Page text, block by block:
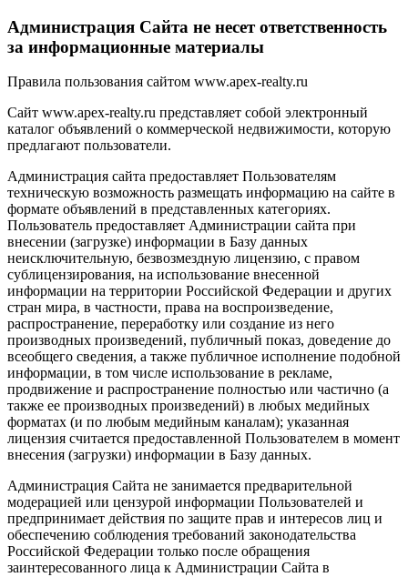
Администрация Сайта не несет ответственность
за информационные материалы
Правила пользования сайтом www.apex-realty.ru
Сайт www.apex-realty.ru представляет собой электронный
каталог объявлений о коммерческой недвижимости, которую
предлагают пользователи.
Администрация сайта предоставляет Пользователям
техническую возможность размещать информацию на сайте в
формате объявлений в представленных категориях.
Пользователь предоставляет Администрации сайта при
внесении (загрузке) информации в Базу данных
неисключительную, безвозмездную лицензию, с правом
сублицензирования, на использование внесенной
информации на территории Российской Федерации и других
стран мира, в частности, права на воспроизведение,
распространение, переработку или создание из него
производных произведений, публичный показ, доведение до
всеобщего сведения, а также публичное исполнение подобной
информации, в том числе использование в рекламе,
продвижение и распространение полностью или частично (а
также ее производных произведений) в любых медийных
форматах (и по любым медийным каналам); указанная
лицензия считается предоставленной Пользователем в момент
внесения (загрузки) информации в Базу данных.
Администрация Сайта не занимается предварительной
модерацией или цензурой информации Пользователей и
предпринимает действия по защите прав и интересов лиц и
обеспечению соблюдения требований законодательства
Российской Федерации только после обращения
заинтересованного лица к Администрации Сайта в